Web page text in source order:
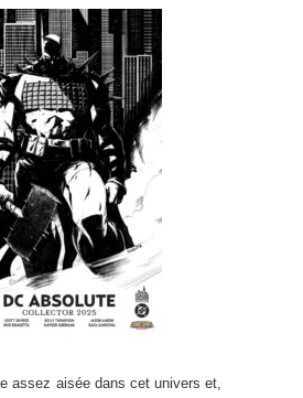
assez aisée dans cet univers et,